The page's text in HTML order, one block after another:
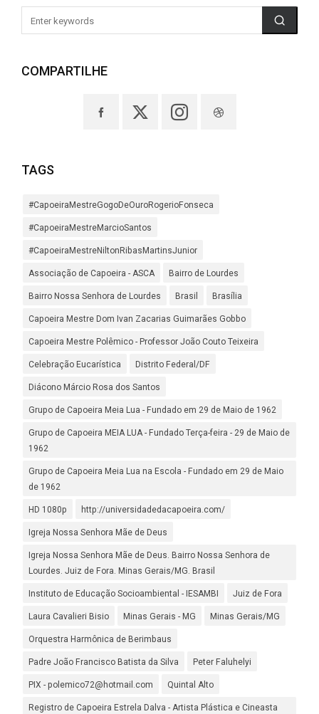
COMPARTILHE
TAGS
#CapoeiraMestreGogoDeOuroRogerioFonseca
#CapoeiraMestreMarcioSantos
#CapoeiraMestreNiltonRibasMartinsJunior
Associação de Capoeira - ASCA Bairro de Lourdes
Bairro Nossa Senhora de Lourdes Brasil Brasília
Capoeira Mestre Dom Ivan Zacarias Guimarães Gobbo
Capoeira Mestre Polêmico - Professor João Couto Teixeira
Celebração Eucarística Distrito Federal/DF
Diácono Márcio Rosa dos Santos
Grupo de Capoeira Meia Lua - Fundado em 29 de Maio de 1962
Grupo de Capoeira MEIA LUA - Fundado Terça-feira - 29 de Maio de
1962
Grupo de Capoeira Meia Lua na Escola - Fundado em 29 de Maio
de 1962
HD 1080p http://universidadedacapoeira.com/
Igreja Nossa Senhora Mãe de Deus
Igreja Nossa Senhora Mãe de Deus. Bairro Nossa Senhora de
Lourdes. Juiz de Fora. Minas Gerais/MG. Brasil
Instituto de Educação Socioambiental - IESAMBI Juiz de Fora
Laura Cavalieri Bisio Minas Gerais - MG Minas Gerais/MG
Orquestra Harmônica de Berimbaus
Padre João Francisco Batista da Silva Peter Faluhelyi
PIX - polemico72@hotmail.com Quintal Alto
Registro de Capoeira Estrela Dalva - Artista Plástica e Cineasta